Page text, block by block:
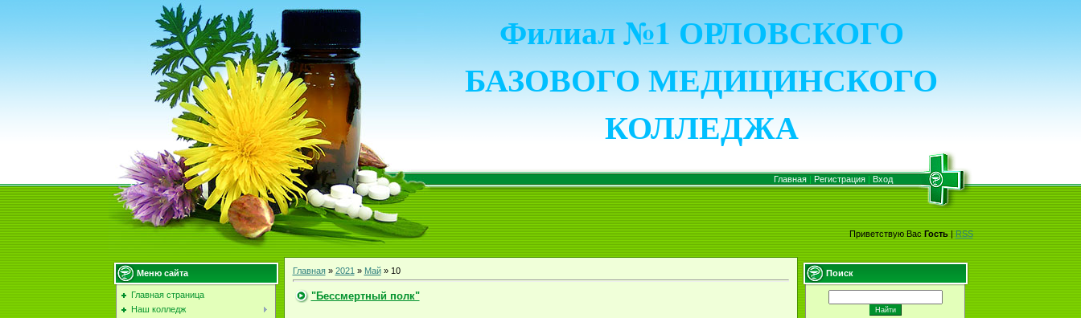
Филиал №1 ОРЛОВСКОГО
БАЗОВОГО МЕДИЦИНСКОГО
КОЛЛЕДЖА
Главная| Регистрация| Вход
Приветствую Вас Гость|RSS
Меню сайта
Главная страница
Наш колледж
Главная» 2021 » Май » 10
"Бессмертный полк"
Поиск